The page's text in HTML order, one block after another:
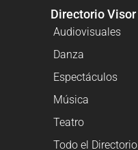
Directorio Visor
Audiovisuales
Danza
Espectáculos
Música
Teatro
Todo el Directorio